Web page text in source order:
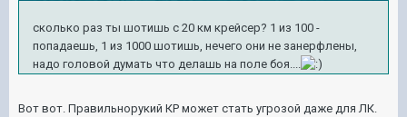
сколько раз ты шотишь с 20 км крейсер? 1 из 100 -
попадаешь, 1 из 1000 шотишь, нечего они не занерфлены,
надо головой думать что делашь на поле боя....
Вот вот. Правильнорукий КР может стать угрозой даже для ЛК.